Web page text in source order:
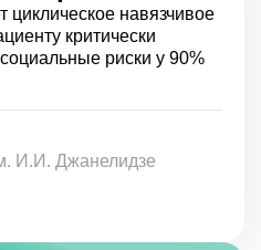
мы проводим и
лечение.
от игр – важный шаг на
Вам помочь.
циклическое навязчивое
критически
риски у 90%
И.И. Джанелидзе